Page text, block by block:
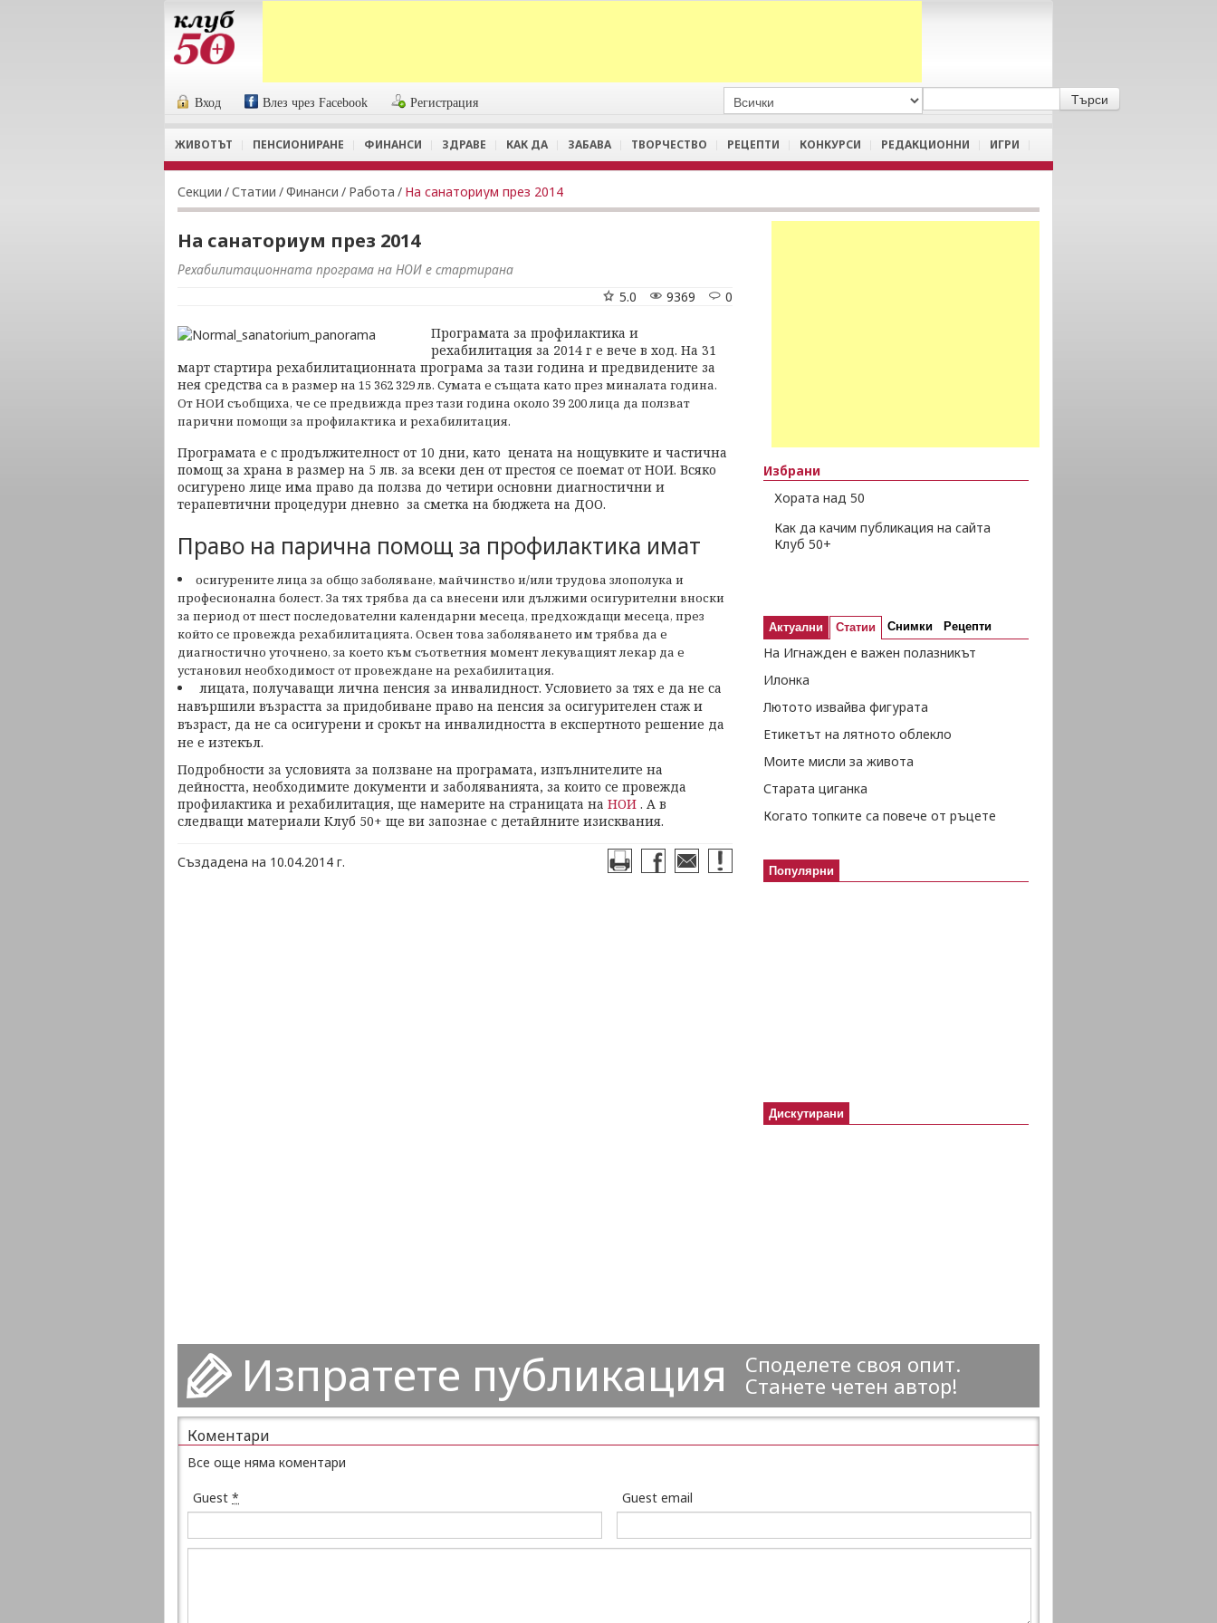
Вход Влез чрез Facebook Регистрация
ЖИВОТЪТ ПЕНСИОНИРАНЕ ФИНАНСИ ЗДРАВЕ КАК ДА ЗАБАВА ТВОРЧЕСТВО РЕЦЕПТИ КОНКУРСИ РЕДАКЦИОННИ ИГРИ
Секции /Статии /Финанси / Работа / На санаториум през 2014
На санаториум през 2014
Рехабилитационната програма на НОИ е стартирана
0
9369
5.0
Програмата за профилактика и
рехабилитация за 2014 г е вече в ход. На 31
март стартира рехабилитационната програма за тази година и предвидените за
нея средства са в размер на 15 362 329 лв. Сумата е същата като през миналата година.
От НОИ съобщиха, че се предвижда през тази година около 39 200 лица да ползват
парични помощи за профилактика и рехабилитация.
Програмата е с продължителност от 10 дни, като цената на нощувките и частична
помощ за храна в размер на 5 лв. за всеки ден от престоя се поемат от НОИ. Всяко
осигурено лице има право да ползва до четири основни диагностични и
терапевтични процедури дневно за сметка на бюджета на ДОО.
Право на парична помощ за профилактика имат
осигурените лица за общо заболяване, майчинство и/или трудова злополука и
професионална болест. За тях трябва да са внесени или дължими осигурителни вноски
за период от шест последователни календарни месеца, предхождащи месеца, през
който се провежда рехабилитацията. Освен това заболяването им трябва да е
диагностично уточнено, за което към съответния момент лекуващият лекар да е
установил необходимост от провеждане на рехабилитация.
лицата, получаващи лична пенсия за инвалидност. Условието за тях е да не са
навършили възрастта за придобиване право на пенсия за осигурителен стаж и
възраст, да не са осигурени и срокът на инвалидността в експертното решение да
не е изтекъл.
Подробности за условията за ползване на програмата, изпълнителите на
дейността, необходимите документи и заболяванията, за които се провежда
профилактика и рехабилитация, ще намерите на страницата на НОИ . А в
следващи материали Клуб 50+ ще ви запознае с детайлните изисквания.
Създадена на 10.04.2014 г.
Избрани
Хората над 50
Как да качим публикация на сайта
Клуб 50+
Актуални Статии Снимки Рецепти
На Игнажден е важен полазникът
Илонка
Лютото извайва фигурата
Етикетът на лятното облекло
Моите мисли за живота
Старата циганка
Когато топките са повече от ръцете
Популярни
Дискутирани
Изпратете публикация
Споделете своя опит.
Станете четен автор!
Коментари
Все още няма коментари
Guest * Guest email